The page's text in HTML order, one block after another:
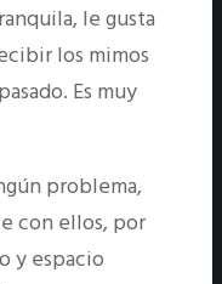
le gusta
los mimos
Es muy
problema,
con ellos, por
y espacio